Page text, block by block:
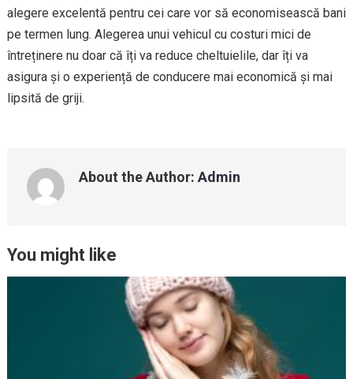
alegere excelentă pentru cei care vor să economisească bani
pe termen lung. Alegerea unui vehicul cu costuri mici de
întreținere nu doar că îți va reduce cheltuielile, dar îți va
asigura și o experiență de conducere mai economică și mai
lipsită de griji.
About the Author: Admin
You might like